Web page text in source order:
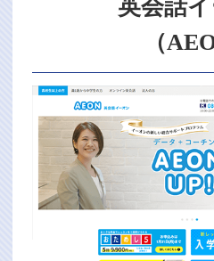
英会話
（